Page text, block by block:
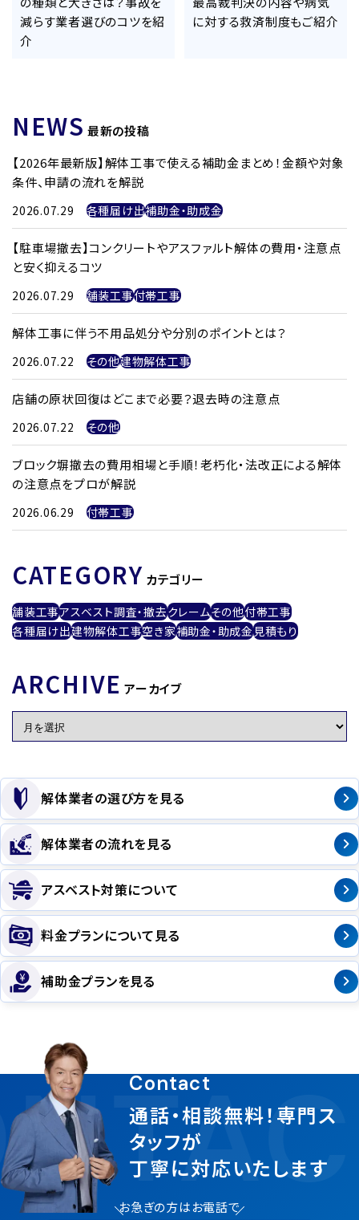
減らす業者選びのコツを紹
介
に対する救済制度もご紹介
NEWS 最新の投稿
【2026年最新版】解体工事で使える補助金まとめ！金額や対象
条件、申請の流れを解説
2026.07.29 各種届け出補助金・助成金
【駐車場撤去】コンクリートやアスファルト解体の費用・注意点
と安く抑えるコツ
2026.07.29 舗装工事付帯工事
解体工事に伴う不用品処分や分別のポイントとは？
2026.07.22 その他建物解体工事
店舗の原状回復はどこまで必要？退去時の注意点
2026.07.22 その他
ブロック塀撤去の費用相場と手順！老朽化・法改正による解体
の注意点をプロが解説
2026.06.29 付帯工事
CATEGORY カテゴリー
舗装工事アスベスト調査・撤去クレームその他付帯工事
各種届け出建物解体工事空き家補助金・助成金見積もり
ARCHIVE アーカイブ
解体業者の選び方を見る
解体業者の流れを見る
アスベスト対策について
料金プランについて見る
補助金プランを見る
Contact
通話・相談無料！専門ス
タッフが
丁寧に対応いたします
お急ぎの方はお電話で